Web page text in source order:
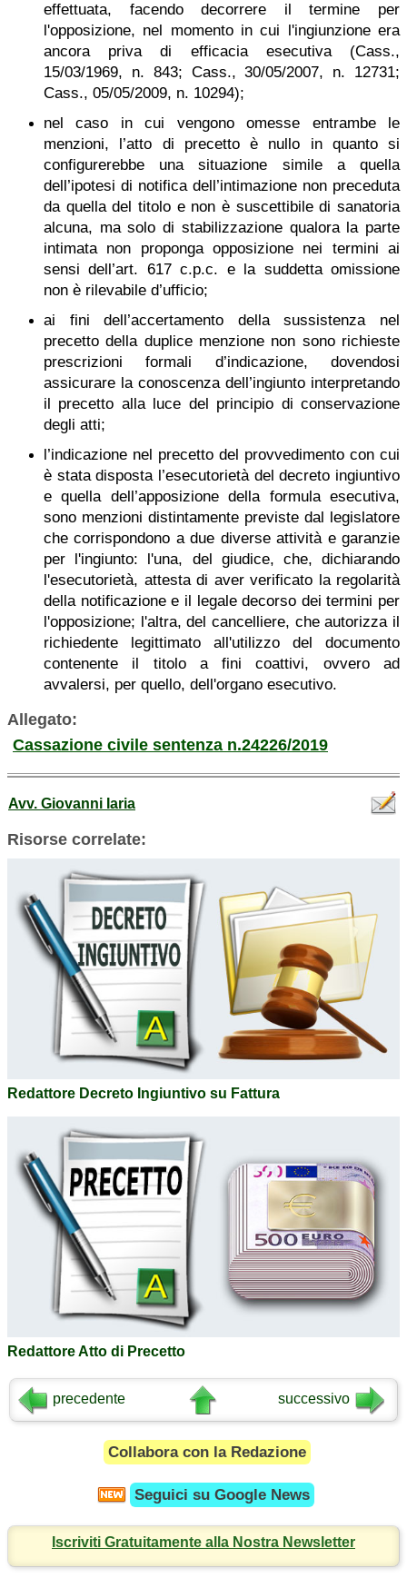
effettuata, facendo decorrere il termine per
l'opposizione, nel momento in cui l'ingiunzione era
ancora priva di efficacia esecutiva (Cass.,
15/03/1969, n. 843; Cass., 30/05/2007, n. 12731;
Cass., 05/05/2009, n. 10294);
nel caso in cui vengono omesse entrambe le
menzioni, l’atto di precetto è nullo in quanto si
configurerebbe una situazione simile a quella
dell’ipotesi di notifica dell’intimazione non preceduta
da quella del titolo e non è suscettibile di sanatoria
alcuna, ma solo di stabilizzazione qualora la parte
intimata non proponga opposizione nei termini ai
sensi dell’art. 617 c.p.c. e la suddetta omissione
non è rilevabile d’ufficio;
ai fini dell’accertamento della sussistenza nel
precetto della duplice menzione non sono richieste
prescrizioni formali d’indicazione, dovendosi
assicurare la conoscenza dell’ingiunto interpretando
il precetto alla luce del principio di conservazione
degli atti;
l’indicazione nel precetto del provvedimento con cui
è stata disposta l’esecutorietà del decreto ingiuntivo
e quella dell’apposizione della formula esecutiva,
sono menzioni distintamente previste dal legislatore
che corrispondono a due diverse attività e garanzie
per l'ingiunto: l'una, del giudice, che, dichiarando
l'esecutorietà, attesta di aver verificato la regolarità
della notificazione e il legale decorso dei termini per
l'opposizione; l'altra, del cancelliere, che autorizza il
richiedente legittimato all'utilizzo del documento
contenente il titolo a fini coattivi, ovvero ad
avvalersi, per quello, dell'organo esecutivo.
Allegato:
Cassazione civile sentenza n.24226/2019
Avv. Giovanni Iaria
Risorse correlate:
Redattore Decreto Ingiuntivo su Fattura
Redattore Atto di Precetto
precedente successivo
Collabora con la Redazione
Seguici su Google News
Iscriviti Gratuitamente alla Nostra Newsletter